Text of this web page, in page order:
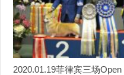
2020.01.19菲律宾三场